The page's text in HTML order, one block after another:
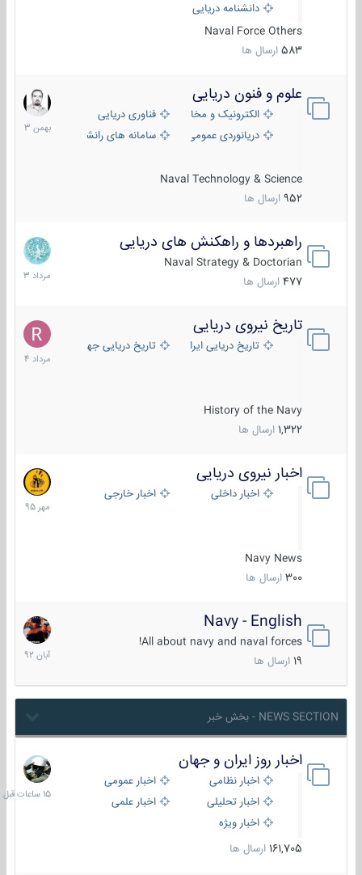
دانشنامه دریایی کپی
Naval Force Others
583 ارسال ها
علوم و فنون دریایی
الکترونیک و مخابرات دریاییفناوری دریایی
دریانوردی عمومی
سامانه های رانشی دریایی
Naval Technology & Science
952 ارسال ها
6
بهمن
1403
راهبردها و راهکنش های دریایی
Naval Strategy & Doctorian
477 ارسال ها
2
مرداد
1403
تاریخ نیروی دریایی
تاریخ دریایی ایران تاریخ دریایی جهان
History of the Navy
1,322 ارسال ها
16
مرداد
1404
اخبار نیروی دریایی
اخبار داخلی اخبار خارجی
Navy News
300 ارسال ها
27
مهر
1395
Navy - English
All about navy and naval forces!
ارسال ها
22
آبان
1392
NEWS SECTION - بخش خبر
اخبار روز ایران و جهان
اخبار نظامی
اخبار عمومی
اخبار تحلیلی
اخبار علمی
اخبار ویژه
161,705 ارسال ها
15
ساعات
قبل